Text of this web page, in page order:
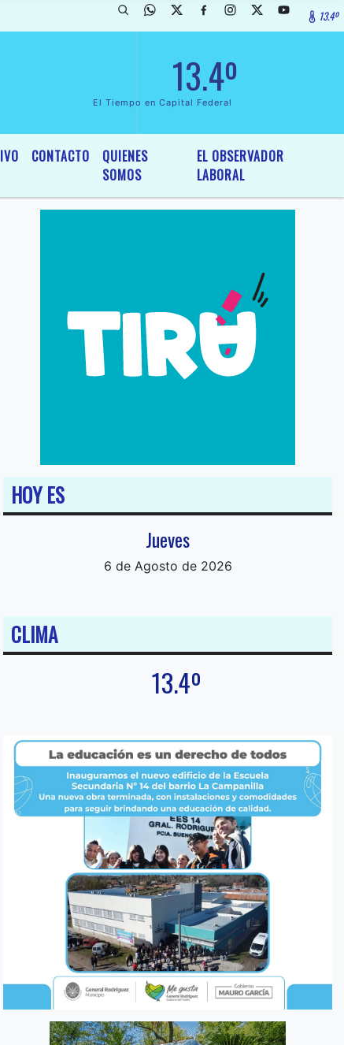
General y Legislativo, por Ordenanza NÂº 6236/19 del13.4º
13.4º
El Tiempo en Capital Federal
CONTACTO
QUIENES
SOMOS
EL OBSERVADOR
LABORAL
HOY ES
Jueves
6 de Agosto de 2026
CLIMA
13.4º